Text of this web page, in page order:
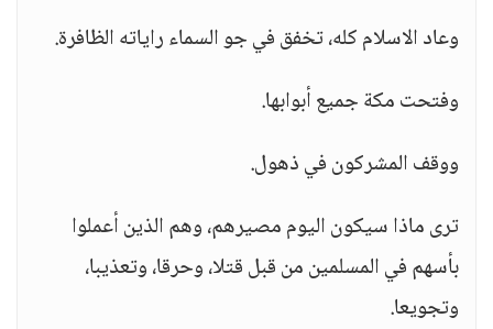
وعاد الاسلام كله، تخفق في جو السماء راياته الظافرة.
وفتحت مكة جميع أبوابها.
ووقف المشركون في ذهول.
ترى ماذا سيكون اليوم مصيرهم، وهم الذين أعملوا
بأسهم في المسلمين من قبل قتلا، وحرقا، وتعذيبا،
وتجويعا.